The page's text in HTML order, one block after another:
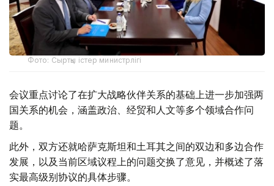
Фото: Сыртқы істер министрлігі
会议重点讨论了在扩大战略伙伴关系的基础上进一步加强两
国关系的机会，涵盖政治、经贸和人文等多个领域合作问
题。
此外，双方还就哈萨克斯坦和土耳其之间的双边和多边合作
发展，以及当前区域议程上的问题交换了意见，并概述了落
实最高级别协议的具体步骤。